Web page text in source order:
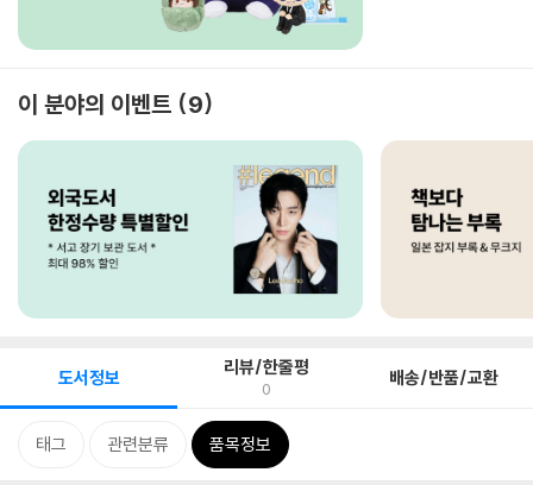
이 분야의 이벤트 9
도서정보 리뷰/한줄평
0 배송/반품/교환
태그 관련분류 품목정보